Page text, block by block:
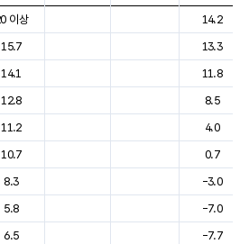
씨, 기온, 강수, 바람, 기압등을 안내한 표입
이상
14.2
15.7
13.3
14.1
11.8
12.8
8.5
11.2
4.0
10.7
0.7
8.3
-3.0
5.8
-7.0
6.5
-7.7